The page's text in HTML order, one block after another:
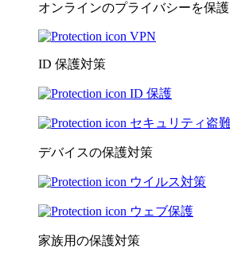
オンラインのプライバシーを保護
VPN
ID 保護対策
ID 保護
セキュリティ盗
デバイスの保護対策
ウイルス対策
ウェブ保護
家族用の保護対策